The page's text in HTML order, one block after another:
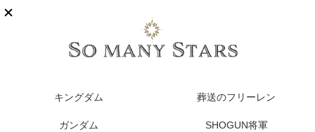
キングダム 葬送のフリーレン
ガンダム SHOGUN将軍